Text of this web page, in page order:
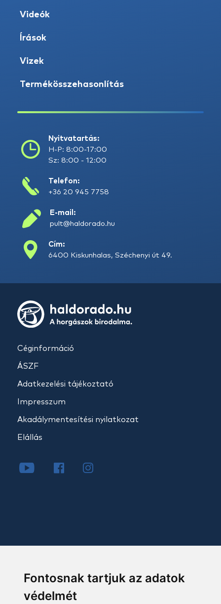
Fontosnak tartjuk az adatok
védelmét
Videók
Írások
Vizek
Termékösszehasonlítás
Nyitvatartás:
H-P: 8:00-17:00
Sz: 8:00 - 12:00
Telefon:
+36 20 945 7758
E-mail:
pult@haldorado.hu
Cím:
6400 Kiskunhalas, Széchenyi út 49.
Céginformáció
ÁSZF
Adatkezelési tájékoztató
Impresszum
Akadálymentesítési nyilatkozat
Elállás